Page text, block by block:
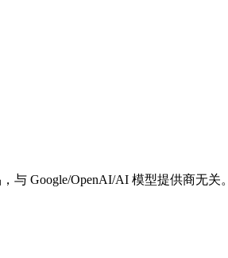
与 Google/OpenAI/AI 模型提供商无关。